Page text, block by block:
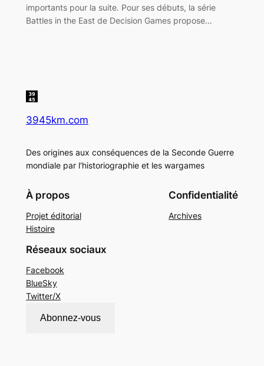
importants pour la suite. Pour ses débuts, la série
Battles in the East de Decision Games propose…
3945km.com
Des origines aux conséquences de la Seconde Guerre
mondiale par l'historiographie et les wargames
À propos
Projet éditorial
Histoire
Confidentialité
Archives
Réseaux sociaux
Facebook
BlueSky
Twitter/X
Abonnez-vous